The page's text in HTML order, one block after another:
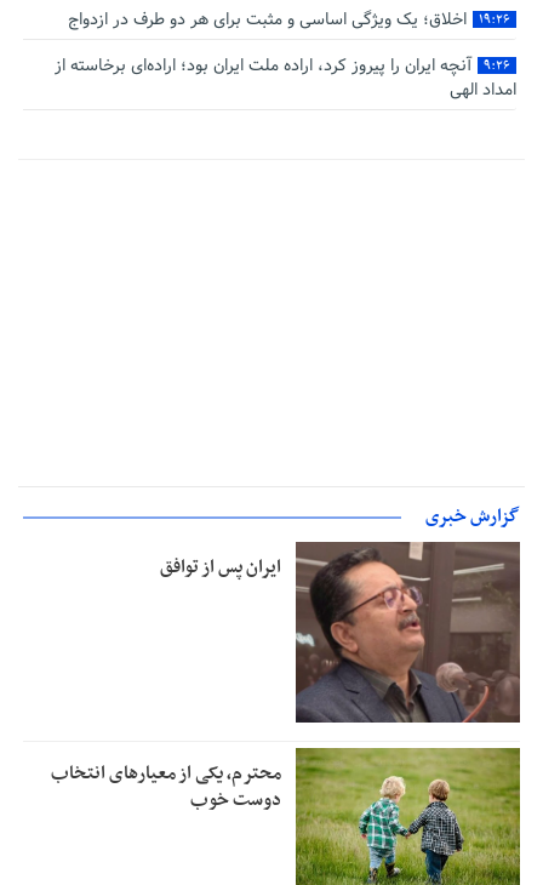
۱۹:۲۶ اخلاق؛ یک ویژگی اساسی و مثبت برای هر دو طرف در ازدواج
۹:۲۶
آنچه ایران را پیروز کرد، اراده ملت ایران بود؛ اراده‌ای برخاسته از
امداد الهی
گزارش خبری
ایران پس از توافق
محترم، یکی از معیارهای انتخاب
دوست خوب